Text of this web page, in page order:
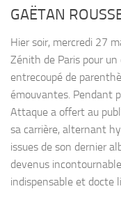
GAËTAN
Hier soir, mercredi 27
Zénith de Paris pour
entrecoupé de
émouvantes. Pendant
Attaque a offert au
sa carrière, alternant
issues de son dernier
devenus
indispensable et docte